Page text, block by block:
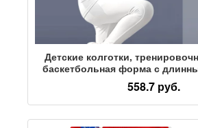
Детские колготки,
баскетбольная форма с
быстросохнущие, спортивные
футбола для мальчиков и
зима
558.7 руб.